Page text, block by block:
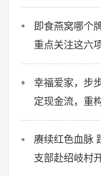
即食燕窝哪个
重点关注这六
幸福爱家，步
定现金流，重
赓续红色血脉
支部赴绍岐村